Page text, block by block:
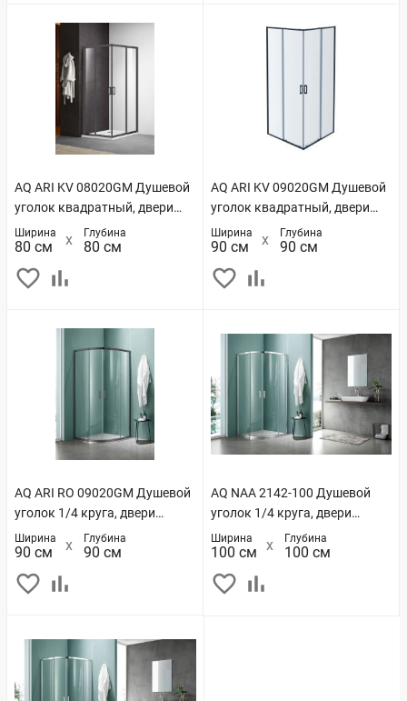
AQ ARI KV 08020GM Душевой
уголок квадратный, двери
раздвижные 800x800x2000
профиль оружейная сталь,
стекло прозрачное
Ширина
80 см
Глубина
80 см
AQ ARI KV 09020GM Душевой
уголок квадратный, двери
раздвижные 900x900x2000
профиль оружейная сталь,
стекло прозрачное
Ширина
90 см
Глубина
90 см
AQ ARI RO 09020GM Душевой
уголок 1/4 круга, двери
раздвижные 900x900x2000,
профиль оружейная сталь,
стекло прозрачное
Ширина
90 см
Глубина
90 см
AQ NAA 2142-100 Душевой
уголок 1/4 круга, двери
раздвижные
1000x1000x2000, профиль
хром, стекло прозрачное
Ширина
100 см
Глубина
100 см